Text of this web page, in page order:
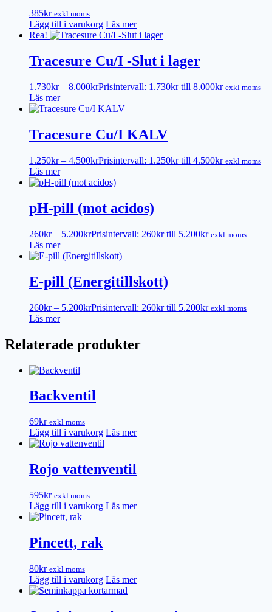
385kr exkl moms
Lägg till i varukorg Läs mer
Rea!
Tracesure Cu/I -Slut i lager
1.730kr – 8.000krPrisintervall: 1.730kr till 8.000kr exkl moms
Läs mer
Tracesure Cu/I KALV
1.250kr – 4.500krPrisintervall: 1.250kr till 4.500kr exkl moms
Läs mer
pH-pill (mot acidos)
260kr – 5.200krPrisintervall: 260kr till 5.200kr exkl moms
Läs mer
E-pill (Energitillskott)
260kr – 5.200krPrisintervall: 260kr till 5.200kr exkl moms
Läs mer
Relaterade produkter
Backventil
69kr exkl moms
Lägg till i varukorg Läs mer
Rojo vattenventil
595kr exkl moms
Lägg till i varukorg Läs mer
Pincett, rak
80kr exkl moms
Lägg till i varukorg Läs mer